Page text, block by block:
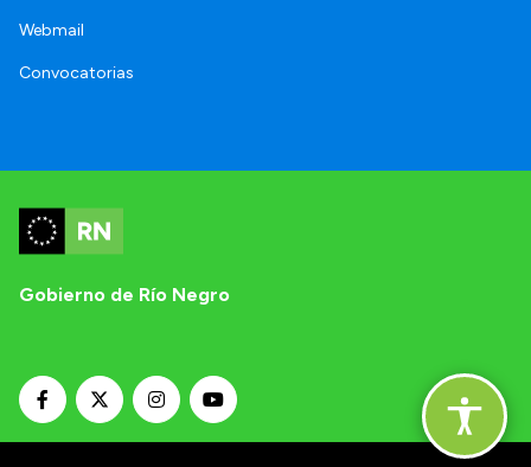
Webmail
Convocatorias
Gobierno de Río Negro